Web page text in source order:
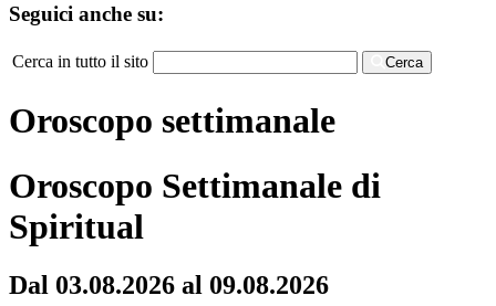
Seguici anche su:
Cerca in tutto il sito Cerca
Oroscopo settimanale
Oroscopo Settimanale di
Spiritual
Dal 03.08.2026 al 09.08.2026